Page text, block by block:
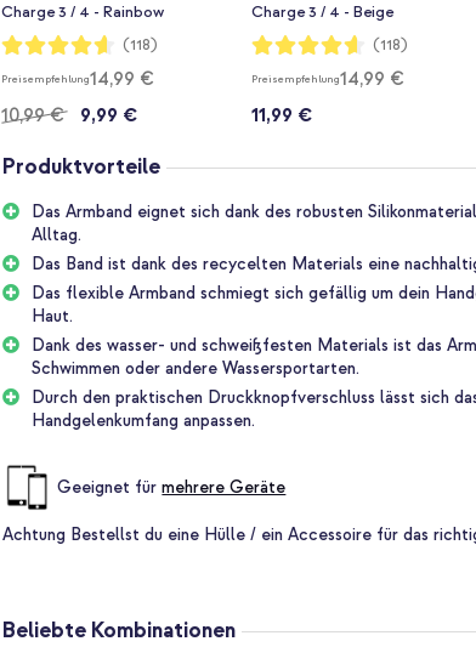
Charge 3 / 4 - Rainbow
Bewertung:
92%
(118)
Preisempfehlung14,99 €
10,99 €
9,99 €
Charge 3 / 4 - Beige
Bewertung:
92%
(118)
Preisempfehlung14,99 €
11,99 €
Produktvorteile
Das Armband eignet sich dank des robusten
Alltag.
Das Band ist dank des recycelten Materials eine
Das flexible Armband schmiegt sich gefällig um dein
Haut.
Dank des wasser- und schweißfesten Materials ist das
Schwimmen oder andere Wassersportarten.
Durch den praktischen Druckknopfverschluss lässt sich
Handgelenkumfang anpassen.
Geeignet fürmehrere Geräte
Achtung Bestellst du eine Hülle / ein Accessoire für das
Beliebte Kombinationen